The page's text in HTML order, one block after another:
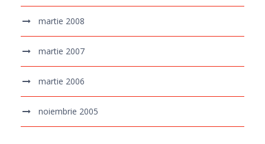
martie 2008
martie 2007
martie 2006
noiembrie 2005